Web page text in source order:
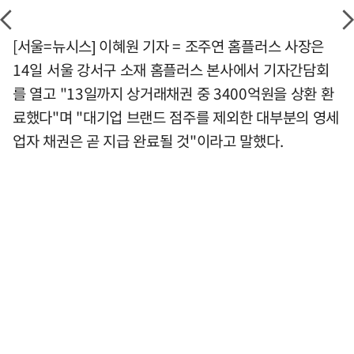
[서울=뉴시스] 이혜원 기자 = 조주연 홈플러스 사장은
14일 서울 강서구 소재 홈플러스 본사에서 기자간담회
를 열고 "13일까지 상거래채권 중 3400억원을 상환 환
료했다"며 "대기업 브랜드 점주를 제외한 대부분의 영세
업자 채권은 곧 지급 완료될 것"이라고 말했다.